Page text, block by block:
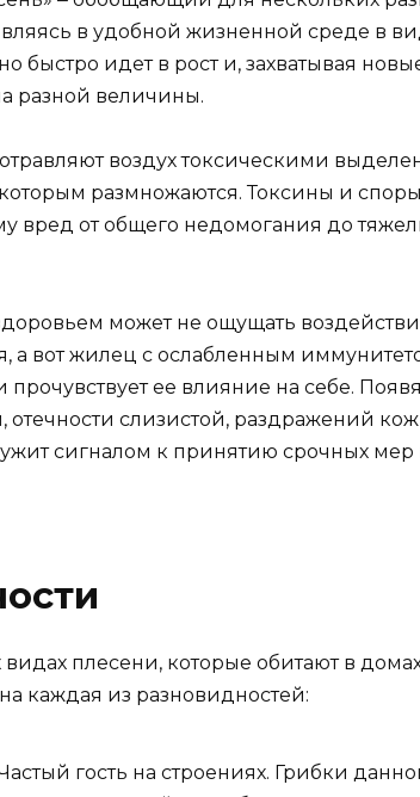
в удобной жизненной среде в
быстро идет в рост и, захватывая
разной величины.
воздух токсическими
размножаются. Токсины и
вред от общего недомогания до
может не ощущать
а вот жилец с ослабленным
прочувствует ее влияние на себе.
слизистой, раздражений
сигналом к принятию срочных
плесени, которые обитают в
каждая из разновидностей:
гость на строениях. Грибки